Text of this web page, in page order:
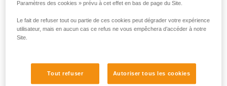
Paramètres des cookies » prévu à cet effet en bas de page du Site.
Le fait de refuser tout ou partie de ces cookies peut dégrader votre expérience
utilisateur, mais en aucun cas ce refus ne vous empêchera d’accéder à notre
Site.
Tout refuser Autoriser tous les cookies